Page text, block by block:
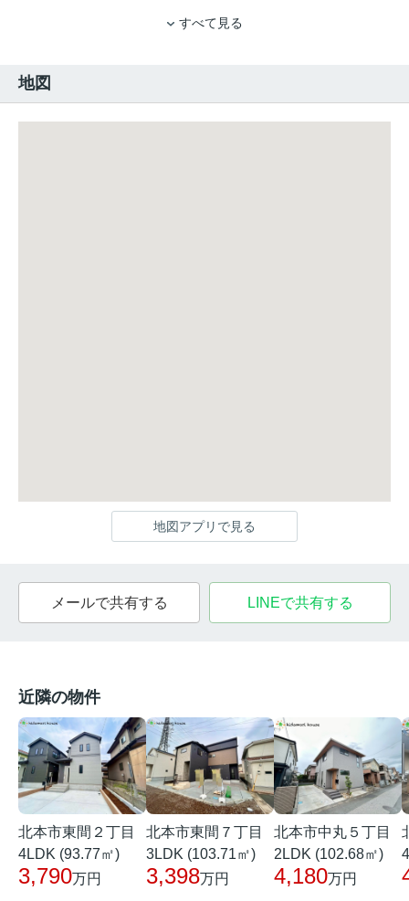
すべて見る
地図
地図アプリで見る
メールで共有する LINEで共有する
近隣の物件
北本市東間２丁目
4LDK (93.77㎡)
3,790万円
北本市東間７丁目
3LDK (103.71㎡)
3,398万円
北本市中丸５丁目
2LDK (102.68㎡)
4,180万円